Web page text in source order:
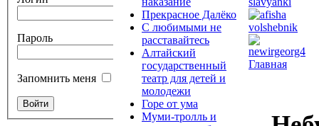
Пароль
Запомнить меня
Прекрасное Далёко
С любимыми не
расставайтесь
Алтайский
государственный
театр для детей и
молодежи
Горе от ума
Муми-тролль и
Главная